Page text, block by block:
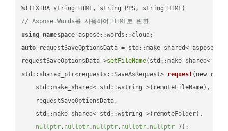
// Aspose.Words를 사용하여 HTML로 변환
using namespace
auto requestSaveOptionsData = std::make_shared<
requestSaveOptionsData->setFileName(std::make_shared<
std::shared_ptr<requests::SaveAsRequest> request( new
    std::make_shared< std::wstring >(remoteFileName),
    requestSaveOptionsData,
    std::make_shared< std::wstring >(remoteFolder),
nullptr, nullptr, nullptr, nullptr, nullptr ))